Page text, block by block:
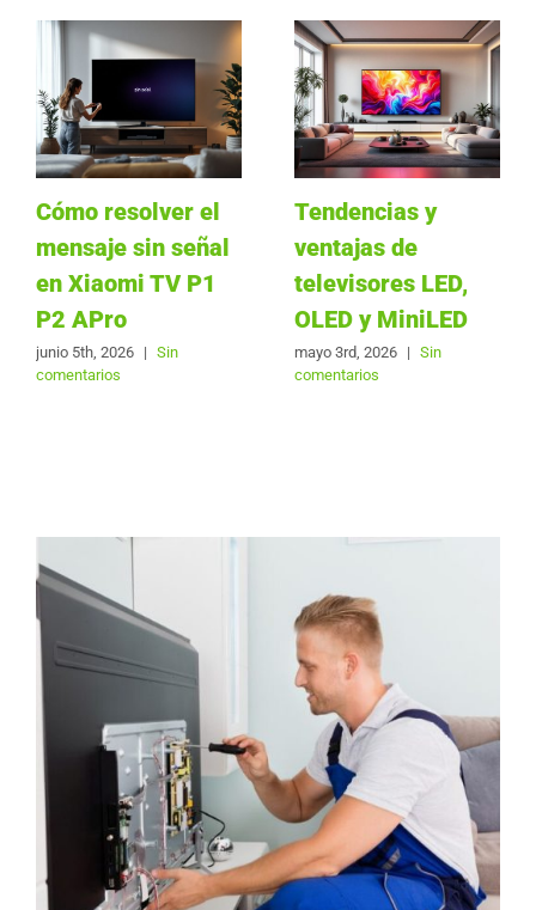
Cómo resolver el
mensaje sin señal
en Xiaomi TV P1
P2 APro
junio 5th, 2026 | Sin
comentarios
Tendencias y
ventajas de
televisores LED,
OLED y MiniLED
mayo 3rd, 2026 | Sin
comentarios